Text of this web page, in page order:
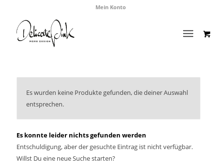
Mein Konto
Es wurden keine Produkte gefunden, die deiner Auswahl
entsprechen.
Es konnte leider nichts gefunden werden
Entschuldigung, aber der gesuchte Eintrag ist nicht verfügbar.
Willst Du eine neue Suche starten?